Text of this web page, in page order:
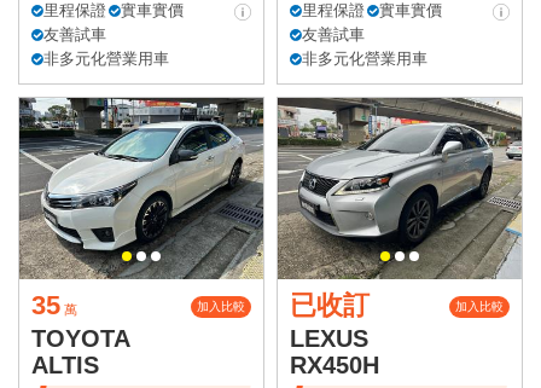
里程保證
實車實價
友善試車
非多元化營業用車
里程保證
實車實價
友善試車
非多元化營業用車
35 萬 加入比較
TOYOTA
ALTIS
已收訂 加入比較
LEXUS
RX450H